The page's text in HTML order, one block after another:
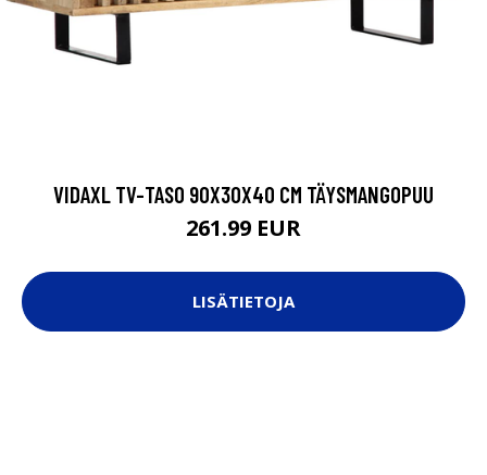
VIDAXL TV-TASO 90X30X40 CM TÄYSMANGOPUU
261.99 EUR
LISÄTIETOJA